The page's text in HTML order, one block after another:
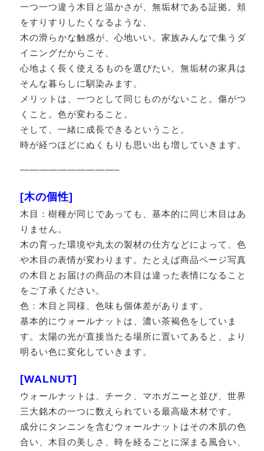
一つ一つ違う木目と温かさが、無垢材である証拠。頬
をすりすりしたくなるような、
木の滑らかな触感が、心地いい。家族みんなで集うダ
イニングだからこそ、
心地よく長く使えるものを選びたい。無垢材の家具は
そんな暮らしに馴染みます。
メリットは、一つとして同じものがないこと。傷がつ
くこと。色が変わること。
そして、一緒に成長できるということ。
時が経つほどにぬくもりも思い出も増していきます。
——————————–
[木の個性]
木目：樹種が同じであっても、基本的に同じ木目はあ
りません。
木の育った環境や丸太の製材の仕方などによって、色
や木目の表情が変わります。たとえば商品ページ写真
の木目とお届けの商品の木目は違った表情になること
をご了承ください。
色：木目と同様、色味も個体差があります。
基本的にウォールナットは、濃い茶褐色をしていま
す。太陽の光が直接当たる場所に置いてあると、より
明るい色に変化していきます。
[WALNUT]
ウォールナットは、チーク、マホガニーと並び、世界
三大銘木の一つに数えられている最高級木材です。
成分にタンニンを含むウォールナットはその木肌の色
合い、木目の美しさ、時を経るごとに深まる風合い、